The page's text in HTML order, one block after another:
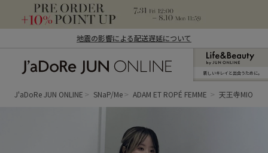
地震の影響による配送遅延について
ン オンライン）
新しいキレイと出合うために。
J'aDoRe JUN ONLINE SNaP/Me ADAM ET ROPÉ FEMME 天王寺MIO